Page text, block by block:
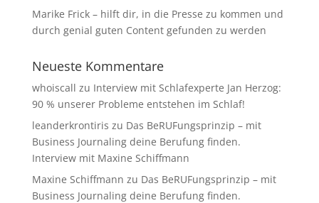
Marike Frick – hilft dir, in die Presse zu kommen und
durch genial guten Content gefunden zu werden
Neueste Kommentare
whoiscall zu Interview mit Schlafexperte Jan Herzog:
90 % unserer Probleme entstehen im Schlaf!
leanderkrontiris zu Das BeRUFungsprinzip – mit
Business Journaling deine Berufung finden.
Interview mit Maxine Schiffmann
Maxine Schiffmann zu Das BeRUFungsprinzip – mit
Business Journaling deine Berufung finden.